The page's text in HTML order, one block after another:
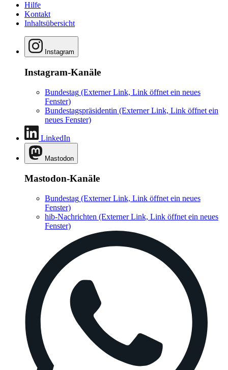
Hilfe
Kontakt
Inhaltsübersicht
Instagram
Instagram-Kanäle
Bundestag (Externer Link, Link öffnet ein neues
Fenster)
Bundestagspräsidentin (Externer Link, Link öffnet ein
neues Fenster)
LinkedIn
Mastodon
Mastodon-Kanäle
Bundestag (Externer Link, Link öffnet ein neues
Fenster)
hib-Nachrichten (Externer Link, Link öffnet ein neues
Fenster)